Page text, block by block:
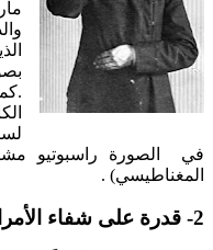
في الصورة راسبوتيو
المغناطيسي) .
2- قدرة على شفاء الأمراض و لأم الجروح